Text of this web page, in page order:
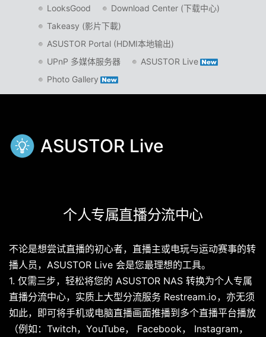
LooksGood
Download Center (下载中心)
Takeasy (影片下載)
ASUSTOR Portal (HDMI本地输出)
UPnP 多媒体服务器
ASUSTOR Live
Photo Gallery
ASUSTOR Live
个人专属直播分流中心
不论是想尝试直播的初心者，直播主或电玩与运动赛事的转
播人员，ASUSTOR Live 会是您最理想的工具。
1. 仅需三步，轻松将您的 ASUSTOR NAS 转换为个人专属
直播分流中心，实质上大型分流服务 Restream.io，亦无须
如此，即可将手机或电脑直播画面推播到多个直播平台播放
（例如：Twitch，YouTube， Facebook， Instagram，